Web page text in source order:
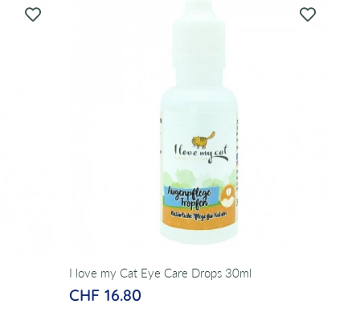
I love my Cat Eye Care Drops 30ml
CHF 16.80